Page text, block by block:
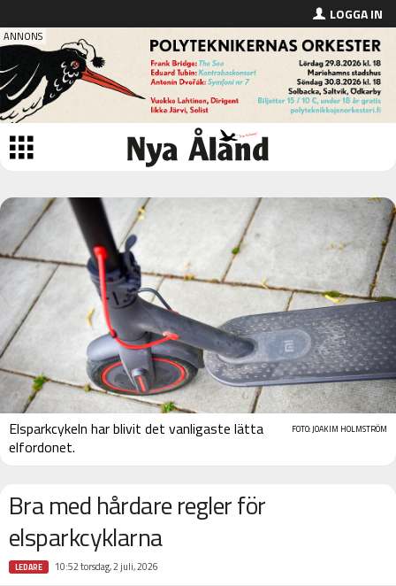
LOGGA IN
FOTO: JOAKIM HOLMSTRÖM
Elsparkcykeln har blivit det vanligaste lätta
elfordonet.
Bra med hårdare regler för
elsparkcyklarna
LEDARE 10:52 torsdag, 2 juli, 2026